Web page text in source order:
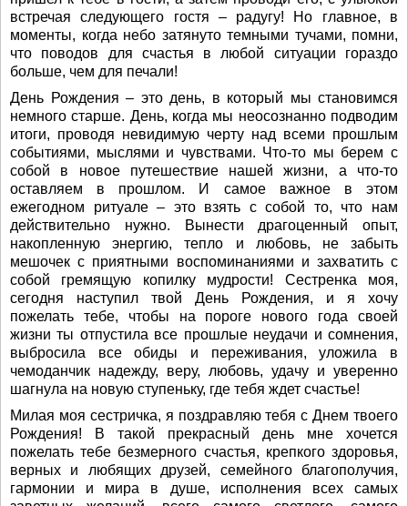
встречая следующего гостя – радугу! Но главное, в
моменты, когда небо затянуто темными тучами, помни,
что поводов для счастья в любой ситуации гораздо
больше, чем для печали!
День Рождения – это день, в который мы становимся
немного старше. День, когда мы неосознанно подводим
итоги, проводя невидимую черту над всеми прошлым
событиями, мыслями и чувствами. Что-то мы берем с
собой в новое путешествие нашей жизни, а что-то
оставляем в прошлом. И самое важное в этом
ежегодном ритуале – это взять с собой то, что нам
действительно нужно. Вынести драгоценный опыт,
накопленную энергию, тепло и любовь, не забыть
мешочек с приятными воспоминаниями и захватить с
собой гремящую копилку мудрости! Сестренка моя,
сегодня наступил твой День Рождения, и я хочу
пожелать тебе, чтобы на пороге нового года своей
жизни ты отпустила все прошлые неудачи и сомнения,
выбросила все обиды и переживания, уложила в
чемоданчик надежду, веру, любовь, удачу и уверенно
шагнула на новую ступеньку, где тебя ждет счастье!
Милая моя сестричка, я поздравляю тебя с Днем твоего
Рождения! В такой прекрасный день мне хочется
пожелать тебе безмерного счастья, крепкого здоровья,
верных и любящих друзей, семейного благополучия,
гармонии и мира в душе, исполнения всех самых